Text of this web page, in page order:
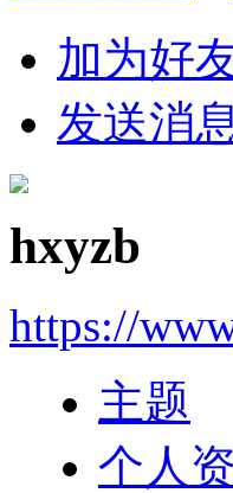
加为好
发送消
hxyzb
https://
主题
个人